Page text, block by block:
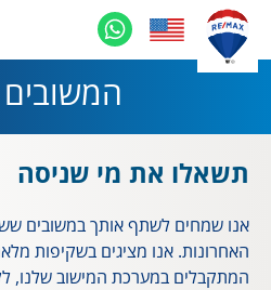
תשאלו את מי שניסה
אנו שמחים לשתף אותך במשובים
האחרונות. אנו מציגים בשקיפות
המתקבלים במערכת המישוב שלנו,